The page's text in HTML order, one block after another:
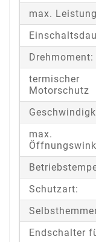
max.
Drehmoment:
termischer
Motorschutz
max.
Schutzart:
Endschalter